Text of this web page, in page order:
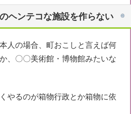
ヘンテコな施設を作らない
人の場合、町おこしと言えば何
、〇〇美術館・博物館みたいな
やるのが箱物行政とか箱物に依